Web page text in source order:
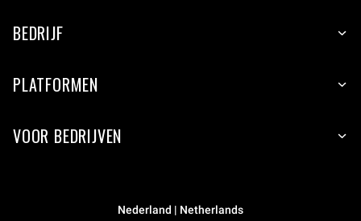
BEDRIJF
PLATFORMEN
VOOR BEDRIJVEN
Nederland | Netherlands